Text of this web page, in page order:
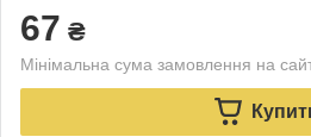
67 ₴
Мінімальна сума замовлення на